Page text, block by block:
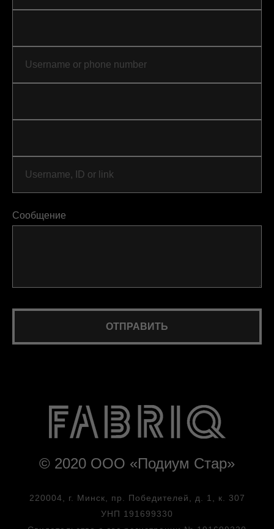
Сообщение
ОТПРАВИТЬ
© 2020 ООО «Подиум Стар»
220004, г. Минск, пр. Победителей, д. 1, к. 307
УНП 191699330